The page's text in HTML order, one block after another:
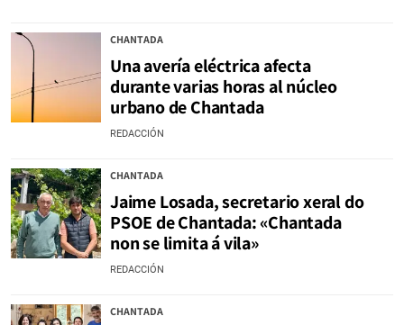
CHANTADA
Una avería eléctrica afecta
durante varias horas al núcleo
urbano de Chantada
REDACCIÓN
CHANTADA
Jaime Losada, secretario xeral do
PSOE de Chantada: «Chantada
non se limita á vila»
REDACCIÓN
CHANTADA